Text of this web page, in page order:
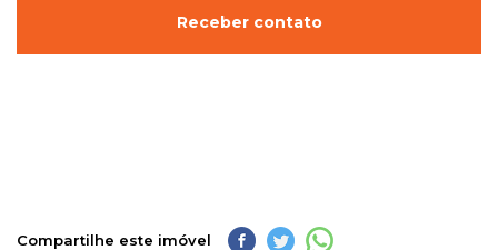
Receber contato
Compartilhe este imóvel